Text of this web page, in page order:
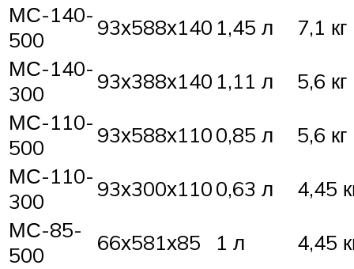
МС-140-
500
93х588х140 1,45 л
7,1 кг
МС-140-
300
93х388х140 1,11 л
5,6 кг
МС-110-
500
93х588х1100,85 л
5,6 кг
МС-110-
300
93х300х1100,63 л
4,45
МС-85-
500
66х581х85 1 л
4,45